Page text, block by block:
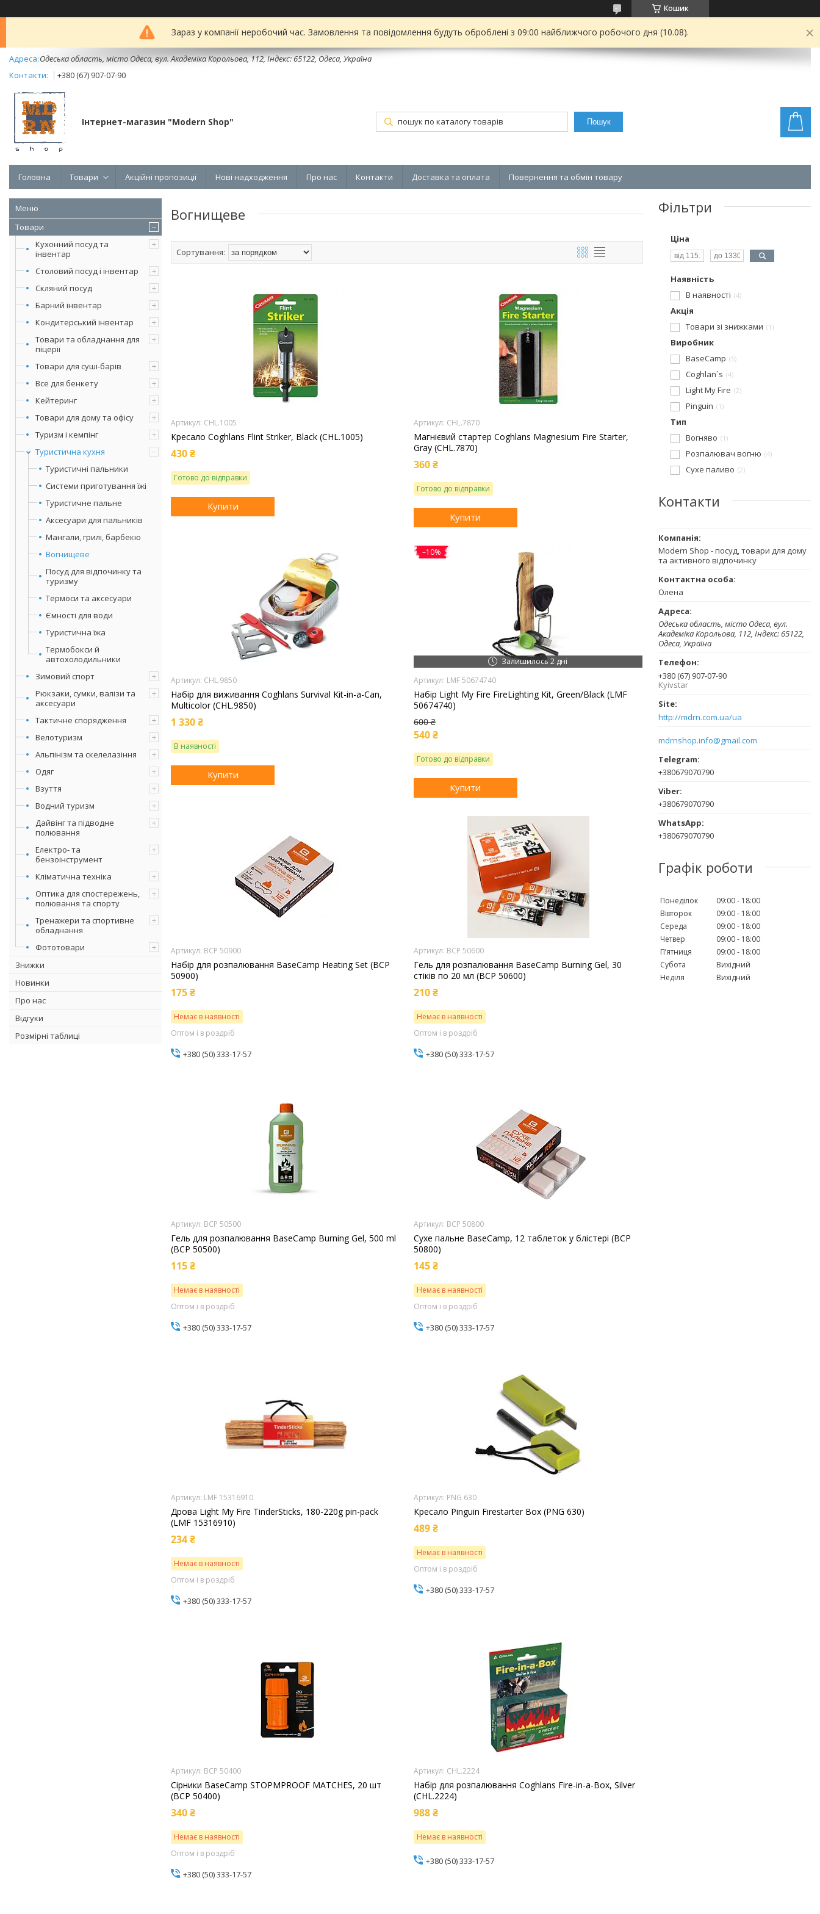
Кошик
Зараз у компанії неробочий час. Замовлення та повідомлення будуть оброблені з 09:00 найближчого робочого дня (10.08).
Одеська область, місто Одеса, вул. Академіка Корольова, 112, Індекс: 65122, Одеса, Україна
+380 (67) 907-07-90
Інтернет-магазин "Modern Shop" Пошук
Головна Товари Акційні пропозиції Нові надходження Про нас Контакти Доставка та оплата Повернення та обмін товару
Товари
Кухонний посуд та
інвентар
Столовий посуд і інвентар
Скляний посуд
Барний інвентар
Кондитерський інвентар
Товари та обладнання для
піцерії
Товари для суші-барів
Все для бенкету
Кейтеринг
Товари для дому та офісу
Туризм і кемпінг
Туристична кухня
Туристичні пальники
Системи приготування їжі
Туристичне пальне
Аксесуари для пальників
Мангали, грилі, барбекю
Вогнищеве
Посуд для відпочинку та
туризму
Термоси та аксесуари
Ємності для води
Туристична їжа
Термобокси й
автохолодильники
Зимовий спорт
Рюкзаки, сумки, валізи та
аксесуари
Тактичне спорядження
Велотуризм
Альпінізм та скелелазіння
Одяг
Взуття
Водний туризм
Дайвінг та підводне
полювання
Електро- та
бензоінструмент
Кліматична техніка
Оптика для спостережень,
полювання та спорту
Тренажери та спортивне
обладнання
Фототовари
Знижки
Новинки
Про нас
Відгуки
Розмірні таблиці
Вогнищеве
CHL.1005
Кресало Coghlans Flint Striker, Black (CHL.1005)
430 ₴
Готово до відправки
Купити
CHL.7870
Магнієвий стартер Coghlans Magnesium Fire Starter,
Gray (CHL.7870)
360 ₴
Готово до відправки
Купити
CHL.9850
Набір для виживання Coghlans Survival Kit-in-a-Can,
Multicolor (CHL.9850)
1 330 ₴
В наявності
Купити
–10%
Залишилось 2 дні
LMF 50674740
Набір Light My Fire FireLighting Kit, Green/Black (LMF
50674740)
600 ₴
540 ₴
Готово до відправки
Купити
BCP 50900
Набір для розпалювання BaseCamp Heating Set (BCP
50900)
175 ₴
Немає в наявності
Оптом і в роздріб
+380 (50) 333-17-57
BCP 50600
Гель для розпалювання BaseCamp Burning Gel, 30
стіків по 20 мл (BCP 50600)
210 ₴
Немає в наявності
Оптом і в роздріб
+380 (50) 333-17-57
BCP 50500
Гель для розпалювання BaseCamp Burning Gel, 500 ml
(BCP 50500)
115 ₴
Немає в наявності
Оптом і в роздріб
+380 (50) 333-17-57
BCP 50800
Сухе пальне BaseCamp, 12 таблеток у блістері (BCP
50800)
145 ₴
Немає в наявності
Оптом і в роздріб
+380 (50) 333-17-57
LMF 15316910
Дрова Light My Fire TinderSticks, 180-220g pin-pack
(LMF 15316910)
234 ₴
Немає в наявності
Оптом і в роздріб
+380 (50) 333-17-57
PNG 630
Кресало Pinguin Firestarter Box (PNG 630)
489 ₴
Немає в наявності
Оптом і в роздріб
+380 (50) 333-17-57
BCP 50400
Сірники BaseCamp STOPMPROOF MATCHES, 20 шт
(BCP 50400)
340 ₴
Немає в наявності
Оптом і в роздріб
+380 (50) 333-17-57
CHL.2224
Набір для розпалювання Coghlans Fire-in-a-Box, Silver
(CHL.2224)
988 ₴
Немає в наявності
+380 (50) 333-17-57
Фільтри
Ціна
Наявність
В наявності 4
Акція
Товари зі знижками
1
Виробник
BaseCamp
5
Coghlan`s 4
Light My Fire 2
Pinguin 1
Тип
Вогняво
1
Розпалювач вогню 4
Сухе паливо 2
Контакти
Modern Shop - посуд, товари для дому
та активного відпочинку
Олена
Одеська область, місто Одеса, вул.
Академіка Корольова, 112, Індекс: 65122,
Одеса, Україна
+380 (67) 907-07-90
Kyivstar
http://mdrn.com.ua/ua
mdrnshop.info@gmail.com
+380679070790
+380679070790
+380679070790
Графік роботи
Понеділок 09:00
18:00
Вівторок
09:00
18:00
Середа
09:00
18:00
Четвер
09:00
18:00
Пʼятниця
09:00
18:00
Субота
Вихідний
Неділя
Вихідний